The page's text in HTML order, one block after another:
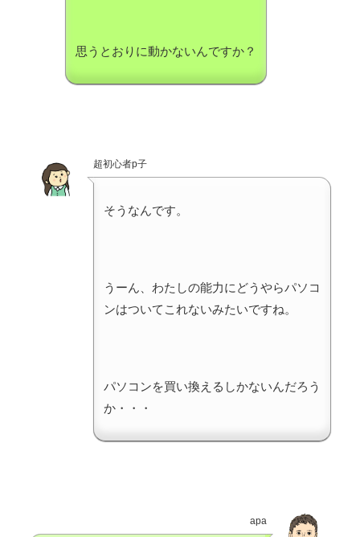
思うとおりに動かないんですか？
超初心者p子
そうなんです。
うーん、わたしの能力にどうやらパソコ
ンはついてこれないみたいですね。
パソコンを買い換えるしかないんだろう
か・・・
apa